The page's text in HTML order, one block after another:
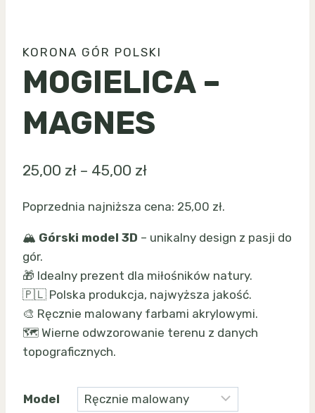
KORONA GÓR POLSKI
MOGIELICA –
MAGNES
25,00 zł – 45,00 złZakres
25,00 zł
45,00 zł
Poprzednia najniższa cena: 25,00 zł.
🏔️ Górski model 3D – unikalny design z pasji do
gór.
🎁 Idealny prezent dla miłośników natury.
🇵🇱 Polska produkcja, najwyższa jakość.
🎨 Ręcznie malowany farbami akrylowymi.
🗺️ Wierne odwzorowanie terenu z danych
topograficznych.
Model